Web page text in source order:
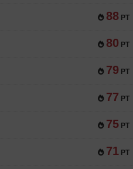
88 PT
80 PT
79 PT
77 PT
75 PT
71 PT